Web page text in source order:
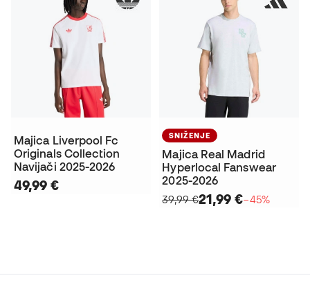
Majica Liverpool Fc
Originals Collection
Navijači 2025-2026
49,99 €
SNIŽENJE
Majica Real Madrid
Hyperlocal Fanswear
2025-2026
39,99 €21,99 €−45%